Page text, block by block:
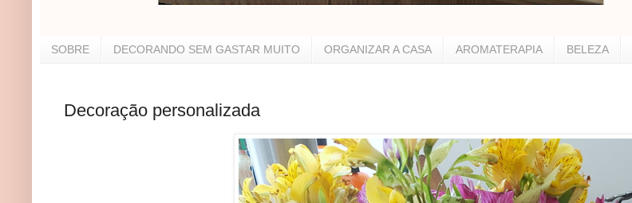
SOBRE DECORANDO SEM GASTAR MUITO ORGANIZAR A CASA AROMATERAPIA BELEZA
Decoração personalizada